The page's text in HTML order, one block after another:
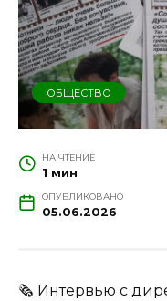
ОБЩЕСТВО
НА ЧТЕНИЕ
1 мин
ОПУБЛИКОВАНО
05.06.2026
🗞 Интервью с